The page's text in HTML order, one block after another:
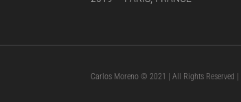
Carlos Moreno © 2021 | All Rights Reserved |